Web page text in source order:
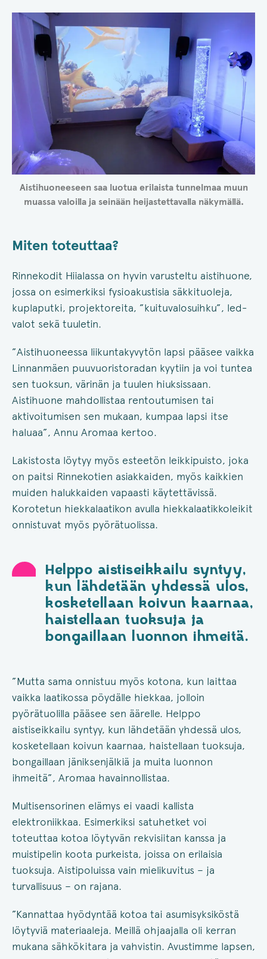
Aistihuoneeseen saa luotua erilaista tunnelmaa muun
muassa valoilla ja seinään heijastettavalla näkymällä.
Miten toteuttaa?
Rinnekodit Hiialassa on hyvin varusteltu aistihuone,
jossa on esimerkiksi fysioakustisia säkkituoleja,
kuplaputki, projektoreita, ”kuituvalosuihku”, led-
valot sekä tuuletin.
”Aistihuoneessa liikuntakyvytön lapsi pääsee vaikka
Linnanmäen puuvuoristoradan kyytiin ja voi tuntea
sen tuoksun, värinän ja tuulen hiuksissaan.
Aistihuone mahdollistaa rentoutumisen tai
aktivoitumisen sen mukaan, kumpaa lapsi itse
haluaa”, Annu Aromaa kertoo.
Lakistosta löytyy myös esteetön leikkipuisto, joka
on paitsi Rinnekotien asiakkaiden, myös kaikkien
muiden halukkaiden vapaasti käytettävissä.
Korotetun hiekkalaatikon avulla hiekkalaatikkoleikit
onnistuvat myös pyörätuolissa.
Helppo aistiseikkailu syntyy,
kun lähdetään yhdessä ulos,
kosketellaan koivun kaarnaa,
haistellaan tuoksuja ja
bongaillaan luonnon ihmeitä.
”Mutta sama onnistuu myös kotona, kun laittaa
vaikka laatikossa pöydälle hiekkaa, jolloin
pyörätuolilla pääsee sen äärelle. Helppo
aistiseikkailu syntyy, kun lähdetään yhdessä ulos,
kosketellaan koivun kaarnaa, haistellaan tuoksuja,
bongaillaan jäniksenjälkiä ja muita luonnon
ihmeitä”, Aromaa havainnollistaa.
Multisensorinen elämys ei vaadi kallista
elektroniikkaa. Esimerkiksi satuhetket voi
toteuttaa kotoa löytyvän rekvisiitan kanssa ja
muistipelin koota purkeista, joissa on erilaisia
tuoksuja. Aistipoluissa vain mielikuvitus – ja
turvallisuus – on rajana.
”Kannattaa hyödyntää kotoa tai asumisyksiköstä
löytyviä materiaaleja. Meillä ohjaajalla oli kerran
mukana sähkökitara ja vahvistin. Avustimme lapsen,